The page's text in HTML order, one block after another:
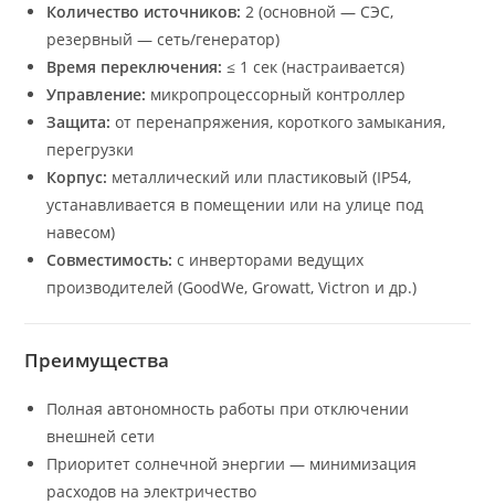
Количество источников: 2 (основной — СЭС,
резервный — сеть/генератор)
Время переключения: ≤ 1 сек (настраивается)
Управление: микропроцессорный контроллер
Защита: от перенапряжения, короткого замыкания,
перегрузки
Корпус: металлический или пластиковый (IP54,
устанавливается в помещении или на улице под
навесом)
Совместимость: с инверторами ведущих
производителей (GoodWe, Growatt, Victron и др.)
Преимущества
Полная автономность работы при отключении
внешней сети
Приоритет солнечной энергии — минимизация
расходов на электричество